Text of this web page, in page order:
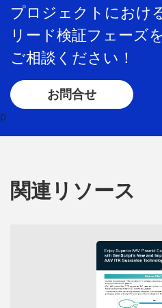
プロジェクトにおけ
リード検証フェーズ
ご相談ください！
お問合せ
p
関連リソース